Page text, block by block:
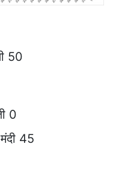
50
0
45